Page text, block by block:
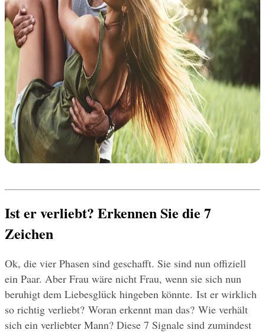
Ist er verliebt? Erkennen Sie die 7
Zeichen
Ok, die vier Phasen sind geschafft. Sie sind nun offiziell
ein Paar. Aber Frau wäre nicht Frau, wenn sie sich nun
beruhigt dem Liebesglück hingeben könnte. Ist er wirklich
so richtig verliebt? Woran erkennt man das? Wie verhält
sich ein verliebter Mann? Diese 7 Signale sind zumindest